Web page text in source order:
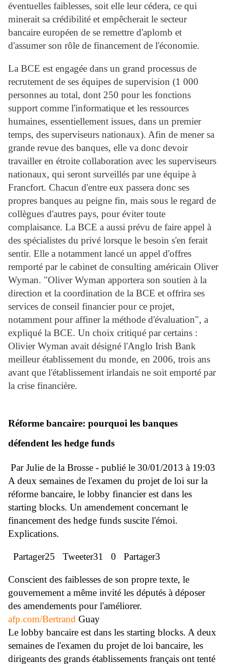
éventuelles faiblesses, soit elle leur cédera, ce qui
minerait sa crédibilité et empêcherait le secteur
bancaire européen de se remettre d'aplomb et
d'assumer son rôle de financement de l'économie.
La BCE est engagée dans un grand processus de
recrutement de ses équipes de supervision (1 000
personnes au total, dont 250 pour les fonctions
support comme l'informatique et les ressources
humaines, essentiellement issues, dans un premier
temps, des superviseurs nationaux). Afin de mener sa
grande revue des banques, elle va donc devoir
travailler en étroite collaboration avec les superviseurs
nationaux, qui seront surveillés par une équipe à
Francfort. Chacun d'entre eux passera donc ses
propres banques au peigne fin, mais sous le regard de
collègues d'autres pays, pour éviter toute
complaisance. La BCE a aussi prévu de faire appel à
des spécialistes du privé lorsque le besoin s'en ferait
sentir. Elle a notamment lancé un appel d'offres
remporté par le cabinet de consulting américain Oliver
Wyman. "Oliver Wyman apportera son soutien à la
direction et la coordination de la BCE et offrira ses
services de conseil financier pour ce projet,
notamment pour affiner la méthode d'évaluation", a
expliqué la BCE. Un choix critiqué par certains :
Olivier Wyman avait désigné l'Anglo Irish Bank
meilleur établissement du monde, en 2006, trois ans
avant que l'établissement irlandais ne soit emporté par
la crise financière.
Réforme bancaire: pourquoi les banques
défendent les hedge funds
Par Julie de la Brosse - publié le 30/01/2013 à 19:03
A deux semaines de l'examen du projet de loi sur la
réforme bancaire, le lobby financier est dans les
starting blocks. Un amendement concernant le
financement des hedge funds suscite l'émoi.
Explications.
Partager25 Tweeter31 0 Partager3
Conscient des faiblesses de son propre texte, le
gouvernement a même invité les députés à déposer
des amendements pour l'améliorer.
afp.com/Bertrand Guay
Le lobby bancaire est dans les starting blocks. A deux
semaines de l'examen du projet de loi bancaire, les
dirigeants des grands établissements français ont tenté